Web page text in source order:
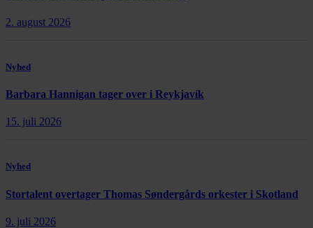
2. august 2026
Nyhed
Barbara Hannigan tager over i Reykjavík
15. juli 2026
Nyhed
Stortalent overtager Thomas Søndergårds orkester i Skotland
9. juli 2026